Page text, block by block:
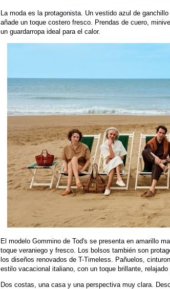
La moda es la protagonista. Un vestido azul de
añade un toque costero fresco. Prendas de cuero,
un guardarropa ideal para el calor.
El modelo Gommino de Tod's se presenta en amarillo
toque veraniego y fresco. Los bolsos también son
los diseños renovados de T-Timeless. Pañuelos,
estilo vacacional italiano, con un toque brillante, relajado
Dos costas, una casa y una perspectiva muy clara.